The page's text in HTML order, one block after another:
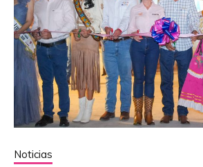
Noticias